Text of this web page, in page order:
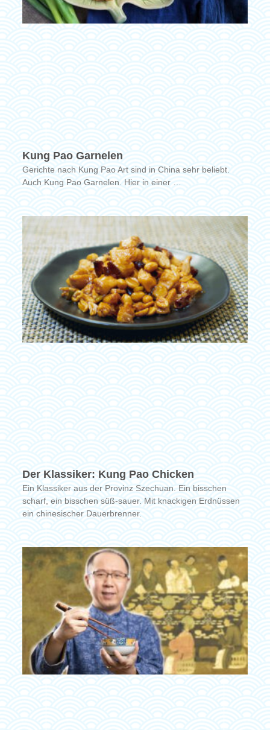
Kung Pao Garnelen
Gerichte nach Kung Pao Art sind in China sehr beliebt.
Auch Kung Pao Garnelen. Hier in einer …
Der Klassiker: Kung Pao Chicken
Ein Klassiker aus der Provinz Szechuan. Ein bisschen
scharf, ein bisschen süß-sauer. Mit knackigen Erdnüssen
ein chinesischer Dauerbrenner.